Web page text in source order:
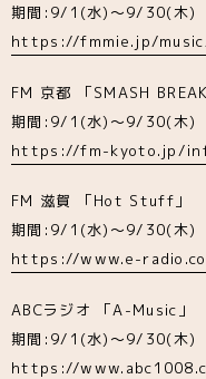
期間:9/1(水)～9/30(木)
https://fmmie.jp/
FM 京都 「SMASH BREAK
期間:9/1(水)～9/30(木)
https://fm-kyoto.jp/
FM 滋賀 「Hot Stuff」
期間:9/1(水)～9/30(木)
https://www.e-
ABCラジオ 「A-Music」
期間:9/1(水)～9/30(木)
https://